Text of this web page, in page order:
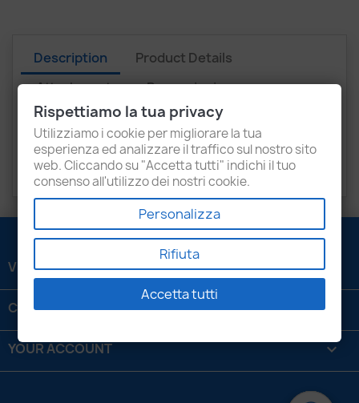
Description
Product Details
Attachments
Recensioni
FIATDucato
IVECODaily
VENEZIANI LUIGI SRL 
CONTATTACI 
YOUR ACCOUNT 
Rispettiamo la tua privacy
Utilizziamo i cookie per migliorare la tua
esperienza ed analizzare il traffico sul nostro sito
web. Cliccando su "Accetta tutti" indichi il tuo
consenso all'utilizzo dei nostri cookie.
Personalizza
Rifiuta
Accetta tutti